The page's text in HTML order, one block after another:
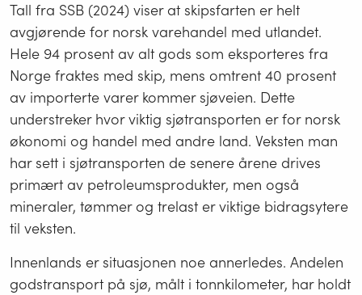
Tall fra SSB (2024) viser at skipsfarten er helt
avgjørende for norsk varehandel med utlandet.
Hele 94 prosent av alt gods som eksporteres fra
Norge fraktes med skip, mens omtrent 40 prosent
av importerte varer kommer sjøveien. Dette
understreker hvor viktig sjøtransporten er for norsk
økonomi og handel med andre land. Veksten man
har sett i sjøtransporten de senere årene drives
primært av petroleumsprodukter, men også
mineraler, tømmer og trelast er viktige bidragsytere
til veksten.
Innenlands er situasjonen noe annerledes. Andelen
godstransport på sjø, målt i tonnkilometer, har holdt